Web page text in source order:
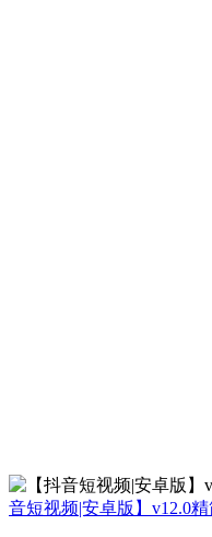
音短视频|安卓版】v12.0